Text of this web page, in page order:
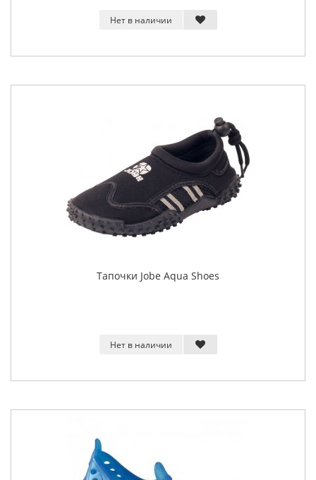
Нет в наличии
Тапочки Jobe Aqua Shoes
Нет в наличии